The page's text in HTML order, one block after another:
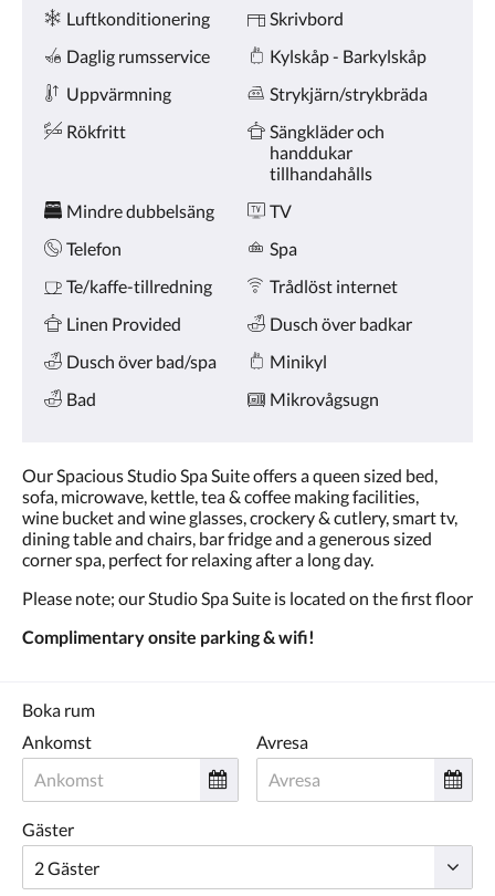
eller
föregående.
Bekvämligheter
Luftkonditionering
Skrivbord
Daglig rumsservice
Kylskåp - Barkylskåp
Uppvärmning
Strykjärn/strykbräda
Rökfritt
Sängkläder och
handdukar
tillhandahålls
Mindre dubbelsäng
TV
Telefon
Spa
Te/kaffe-tillredning
Trådlöst internet
Linen Provided
Dusch över badkar
Dusch över bad/spa
Minikyl
Bad
Mikrovågsugn
Our Spacious Studio Spa Suite offers a queen sized bed,
sofa, microwave, kettle, tea & coffee making facilities,
wine bucket and wine glasses, crockery & cutlery, smart tv,
dining table and chairs, bar fridge and a generous sized
corner spa, perfect for relaxing after a long day.
Please note; our Studio Spa Suite is located on the first floor
Complimentary onsite parking & wifi!
Boka rum
Ankomst
Avresa
Gäster